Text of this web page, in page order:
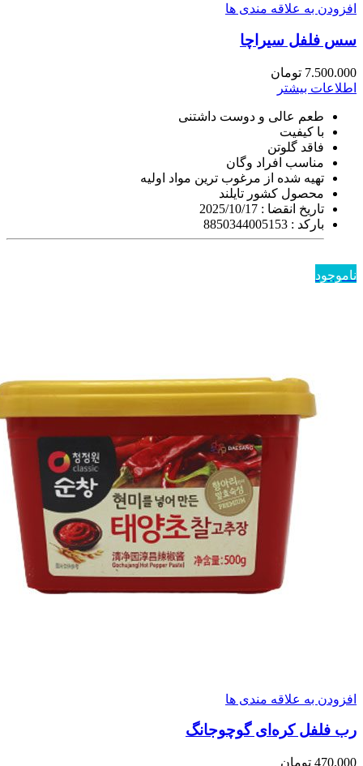
افزودن به علاقه مندی ها
سس فلفل سیراچا
7.500.000 تومان
اطلاعات بیشتر
طعم عالی و دوست داشتنی
با کیفیت
فاقد گلوتن
مناسب افراد وگان
تهیه شده از مرغوب ترین مواد اولیه
محصول کشور تایلند
تاریخ انقضا : 2025/10/17
بارکد : 8850344005153
ناموجود
افزودن به علاقه مندی ها
رب فلفل کره‌ای گوچوجانگ
470.000 تومان